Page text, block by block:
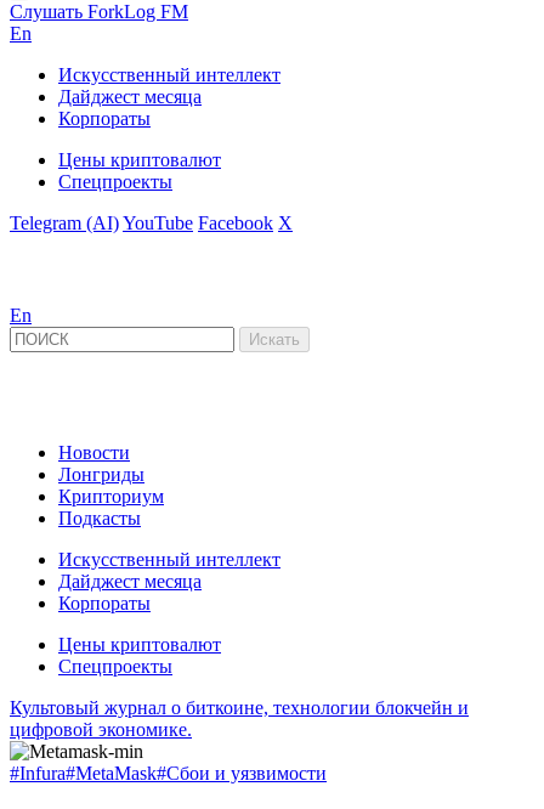
Слушать ForkLog FM
En
Искусственный интеллект
Дайджест месяца
Корпораты
Цены криптовалют
Спецпроекты
Telegram (AI)YouTube Facebook X
En
Новости
Лонгриды
Крипториум
Подкасты
Искусственный интеллект
Дайджест месяца
Корпораты
Цены криптовалют
Спецпроекты
Культовый журнал о биткоине, технологии блокчейн и
цифровой экономике.
#Infura#MetaMask#Сбои и уязвимости